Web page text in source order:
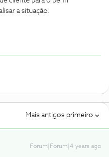
a situação.
Mais antigos primeiro
Forum|Forum|4 years ago